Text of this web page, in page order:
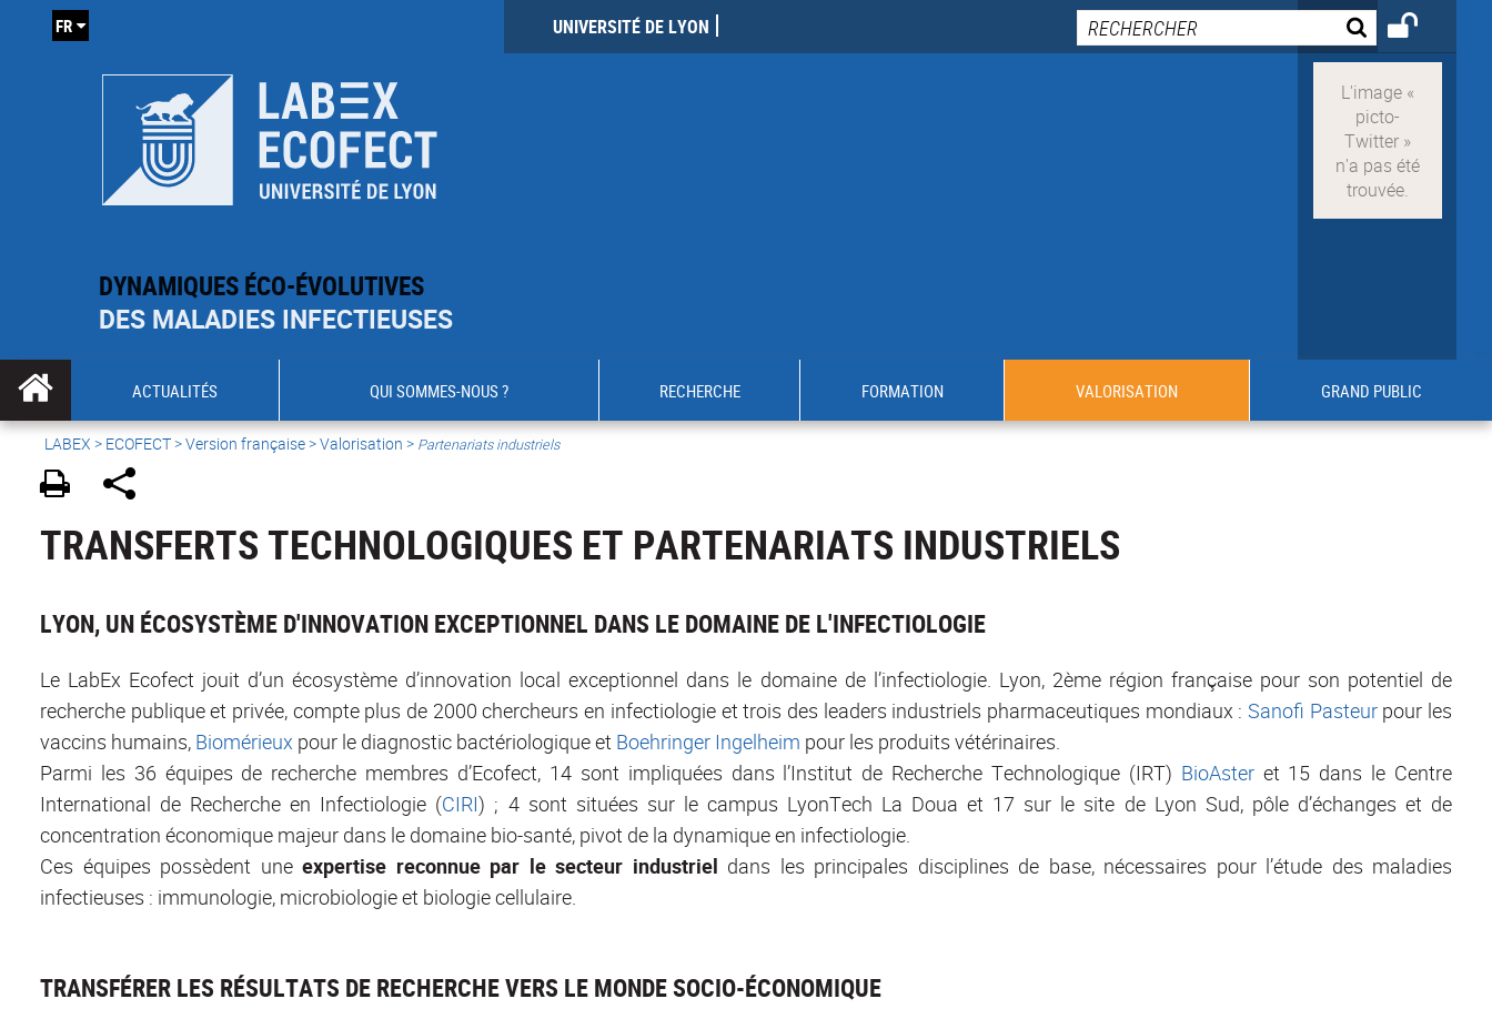
DYNAMIQUES ÉCO-ÉVOLUTIVES
DES MALADIES INFECTIEUSES
UNIVERSITÉ DE LYON
FR
ACTUALITÉS QUI SOMMES-NOUS ? RECHERCHE FORMATION VALORISATION GRAND PUBLIC
LABEX > ECOFECT>Version française> Valorisation > Partenariats industriels
TRANSFERTS TECHNOLOGIQUES ET PARTENARIATS INDUSTRIELS
LYON, UN ÉCOSYSTÈME D'INNOVATION EXCEPTIONNEL DANS LE DOMAINE DE L'INFECTIOLOGIE
Le LabEx Ecofect jouit d’un écosystème d’innovation local exceptionnel dans le domaine de l’infectiologie. Lyon, 2ème région française pour son potentiel de
recherche publique et privée, compte plus de 2000 chercheurs en infectiologie et trois des leaders industriels pharmaceutiques mondiaux : Sanofi Pasteurpour les
vaccins humains, Biomérieux pour le diagnostic bactériologique et Boehringer Ingelheim pour les produits vétérinaires.
Parmi les 36 équipes de recherche membres d’Ecofect, 14 sont impliquées dans l’Institut de Recherche Technologique (IRT) BioAsteret 15 dans le Centre
International de Recherche en Infectiologie (CIRI) ; 4 sont situées sur le campus LyonTech La Doua et 17 sur le site de Lyon Sud, pôle d’échanges et de
concentration économique majeur dans le domaine bio-santé, pivot de la dynamique en infectiologie.
Ces équipes possèdent une expertise reconnue par le secteur industriel dans les principales disciplines de base, nécessaires pour l’étude des maladies
infectieuses : immunologie, microbiologie et biologie cellulaire.
TRANSFÉRER LES RÉSULTATS DE RECHERCHE VERS LE MONDE SOCIO-ÉCONOMIQUE